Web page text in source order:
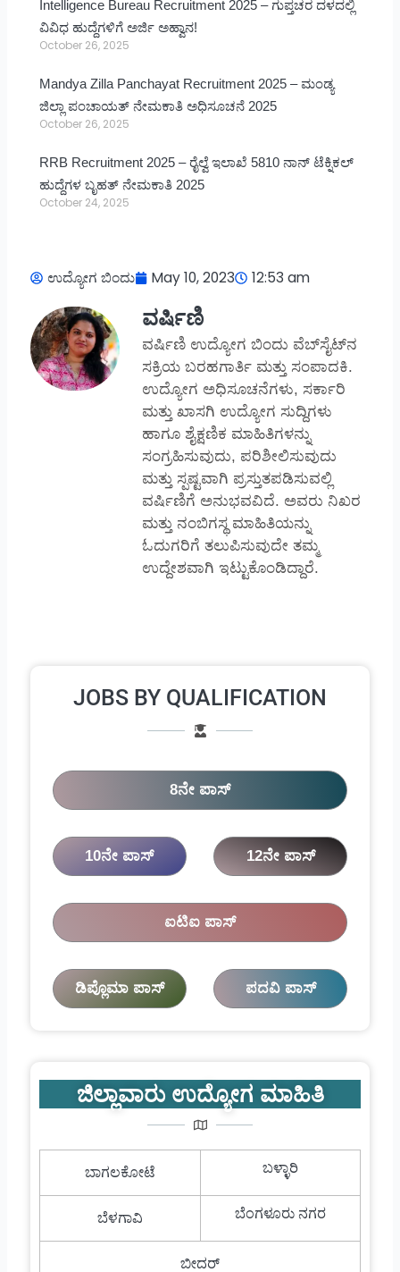
Intelligence Bureau Recruitment 2025 – ಗುಪ್ತಚರ ದಳದಲ್ಲಿ
ವಿವಿಧ ಹುದ್ದೆಗಳಿಗೆ ಅರ್ಜಿ ಅಹ್ವಾನ!
October 26, 2025
Mandya Zilla Panchayat Recruitment 2025 – ಮಂಡ್ಯ
ಜಿಲ್ಲಾ ಪಂಚಾಯತ್ ನೇಮಕಾತಿ ಅಧಿಸೂಚನೆ 2025
October 26, 2025
RRB Recruitment 2025 – ರೈಲ್ವೆ ಇಲಾಖೆ 5810 ನಾನ್ ಟೆಕ್ನಿಕಲ್
ಹುದ್ದೆಗಳ ಬೃಹತ್ ನೇಮಕಾತಿ 2025
October 24, 2025
ಉದ್ಯೋಗ ಬಿಂದು May 10, 2023 12:53 am
ವರ್ಷಿಣಿ
ವರ್ಷಿಣಿ ಉದ್ಯೋಗ ಬಿಂದು ವೆಬ್‌ಸೈಟ್‌ನ
ಸಕ್ರಿಯ ಬರಹಗಾರ್ತಿ ಮತ್ತು ಸಂಪಾದಕಿ.
ಉದ್ಯೋಗ ಅಧಿಸೂಚನೆಗಳು, ಸರ್ಕಾರಿ
ಮತ್ತು ಖಾಸಗಿ ಉದ್ಯೋಗ ಸುದ್ದಿಗಳು
ಹಾಗೂ ಶೈಕ್ಷಣಿಕ ಮಾಹಿತಿಗಳನ್ನು
ಸಂಗ್ರಹಿಸುವುದು, ಪರಿಶೀಲಿಸುವುದು
ಮತ್ತು ಸ್ಪಷ್ಟವಾಗಿ ಪ್ರಸ್ತುತಪಡಿಸುವಲ್ಲಿ
ವರ್ಷಿಣಿಗೆ ಅನುಭವವಿದೆ. ಅವರು ನಿಖರ
ಮತ್ತು ನಂಬಿಗಸ್ಥ ಮಾಹಿತಿಯನ್ನು
ಓದುಗರಿಗೆ ತಲುಪಿಸುವುದೇ ತಮ್ಮ
ಉದ್ದೇಶವಾಗಿ ಇಟ್ಟುಕೊಂಡಿದ್ದಾರೆ.
JOBS BY QUALIFICATION
8ನೇ ಪಾಸ್
10ನೇ ಪಾಸ್ 12ನೇ ಪಾಸ್
ಐಟಿಐ ಪಾಸ್
ಡಿಪ್ಲೊಮಾ ಪಾಸ್ ಪದವಿ ಪಾಸ್
ಜಿಲ್ಲಾವಾರು ಉದ್ಯೋಗ ಮಾಹಿತಿ
ಬಾಗಲಕೋಟೆ ಬಳ್ಳಾರಿ
ಬೆಳಗಾವಿ ಬೆಂಗಳೂರು ನಗರ
ಬೀದರ್